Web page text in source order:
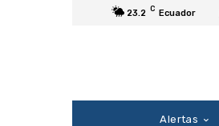
23.2 C Ecuador
Alertas